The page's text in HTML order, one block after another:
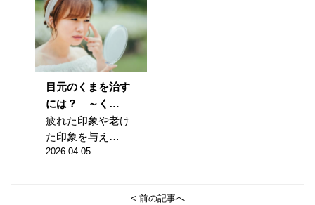
目元のくまを治す
には？ ～く…
疲れた印象や老け
た印象を与え…
2026.04.05
< 前の記事へ